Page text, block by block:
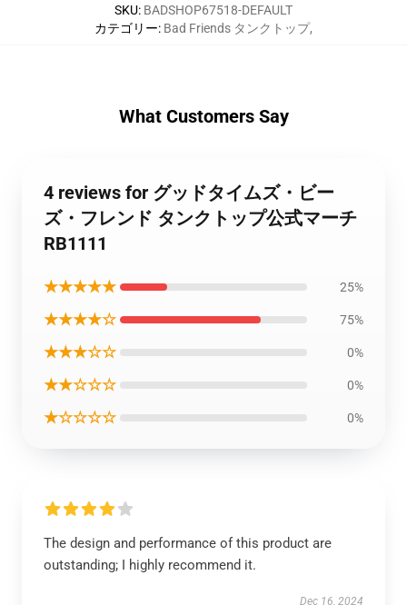
SKU: BADSHOP67518-DEFAULT
カテゴリー: Bad Friends タンクトップ,
What Customers Say
4 reviews for グッドタイムズ・ビー
ズ・フレンド タンクトップ公式マーチ
RB1111
★★★★★ 25%
★★★★☆ 75%
★★★☆☆ 0%
★★☆☆☆ 0%
★☆☆☆☆ 0%
The design and performance of this product are
outstanding; I highly recommend it.
Dec 16, 2024